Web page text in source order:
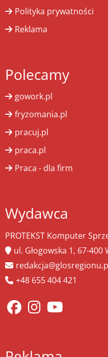
Polityka prywatności
Reklama
Polecamy
gowork.pl
fryzomania.pl
pracuj.pl
praca.pl
Praca - dla firm
Wydawca
PROTEKST Komputer
ul. Głogowska 1, 67-400
+48 655 404 421